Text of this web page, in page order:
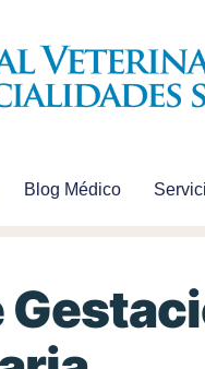
Blog Médico